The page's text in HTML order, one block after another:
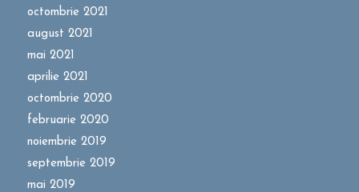
octombrie 2021
august 2021
mai 2021
aprilie 2021
octombrie 2020
februarie 2020
noiembrie 2019
septembrie 2019
mai 2019